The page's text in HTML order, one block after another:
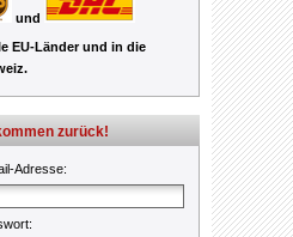
und
EU-Länder und in die
zurück!
Adresse:
: